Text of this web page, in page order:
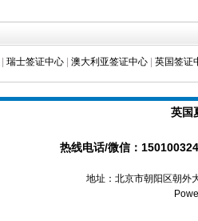
瑞士签证中心 澳大利亚签证中心 英国签证
英国
热线电话/微信：
地址：北京市朝阳区朝外